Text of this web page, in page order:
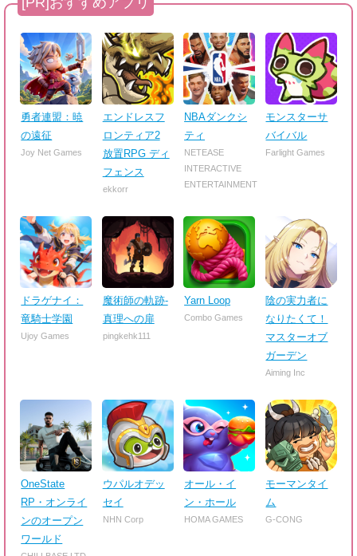
勇者連盟：暁
の遠征
Joy Net Games
エンドレスフ
ロンティア2
放置RPG ディ
フェンス
ekkorr
NBAダンクシ
ティ
NETEASE
INTERACTIVE
ENTERTAINMENT
モンスターサ
バイバル
Farlight Games
ドラゲナイ：
竜騎士学園
Ujoy Games
魔術師の軌跡-
真理への扉
pingkehk111
Yarn Loop
Combo Games
陰の実力者に
なりたくて！
マスターオブ
ガーデン
Aiming Inc
OneState
RP・オンライ
ンのオープン
ワールド
ウパルオデッ
セイ
NHN Corp
オール・イ
ン・ホール
HOMA GAMES
モーマンタイ
ム
G-CONG